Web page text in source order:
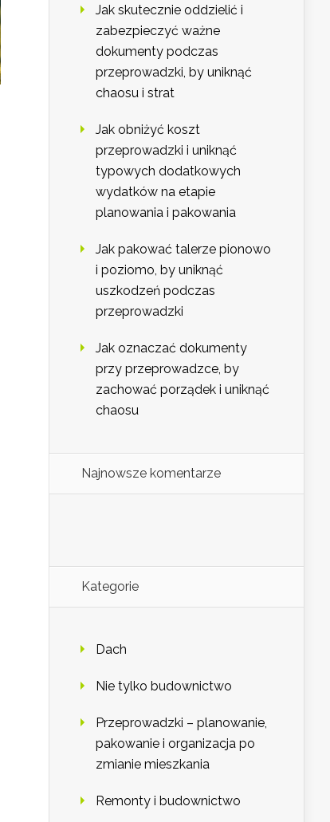
Jak skutecznie oddzielić i
zabezpieczyć ważne
dokumenty podczas
przeprowadzki, by uniknąć
chaosu i strat
Jak obniżyć koszt
przeprowadzki i uniknąć
typowych dodatkowych
wydatków na etapie
planowania i pakowania
Jak pakować talerze pionowo
i poziomo, by uniknąć
uszkodzeń podczas
przeprowadzki
Jak oznaczać dokumenty
przy przeprowadzce, by
zachować porządek i uniknąć
chaosu
Najnowsze komentarze
Kategorie
Dach
Nie tylko budownictwo
Przeprowadzki – planowanie,
pakowanie i organizacja po
zmianie mieszkania
Remonty i budownictwo